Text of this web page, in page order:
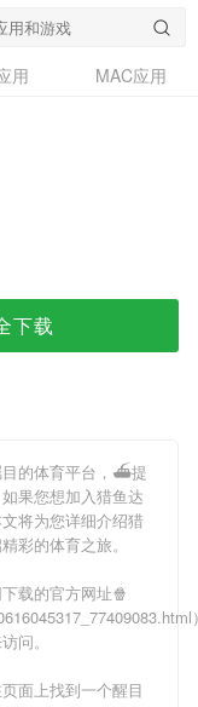
用
MAC应用
下载
目的体育平台，⛴提
果您想加入猎鱼达
将为您详细介绍猎
彩的体育之旅。
载的官方网址🍿
问。
面上找到一个醒目